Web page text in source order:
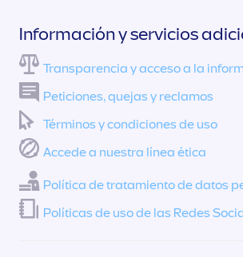
Información y servicios
Transparencia y acceso a la
Peticiones, quejas y reclamos
Términos y condiciones de uso
Accede a nuestra línea ética
Política de tratamiento de datos
Políticas de uso de las Redes